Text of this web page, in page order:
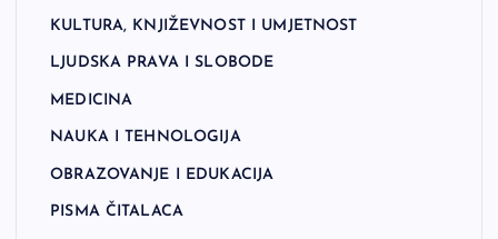
KULTURA, KNJIŽEVNOST I UMJETNOST
LJUDSKA PRAVA I SLOBODE
MEDICINA
NAUKA I TEHNOLOGIJA
OBRAZOVANJE I EDUKACIJA
PISMA ČITALACA